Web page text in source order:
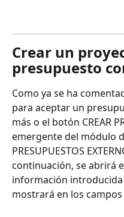
Crear un
presupuesto
Como ya se ha
para aceptar un
más o el botón CREAR
emergente del módulo
PRESUPUESTOS
continuación, se abrirá
información
mostrará en los